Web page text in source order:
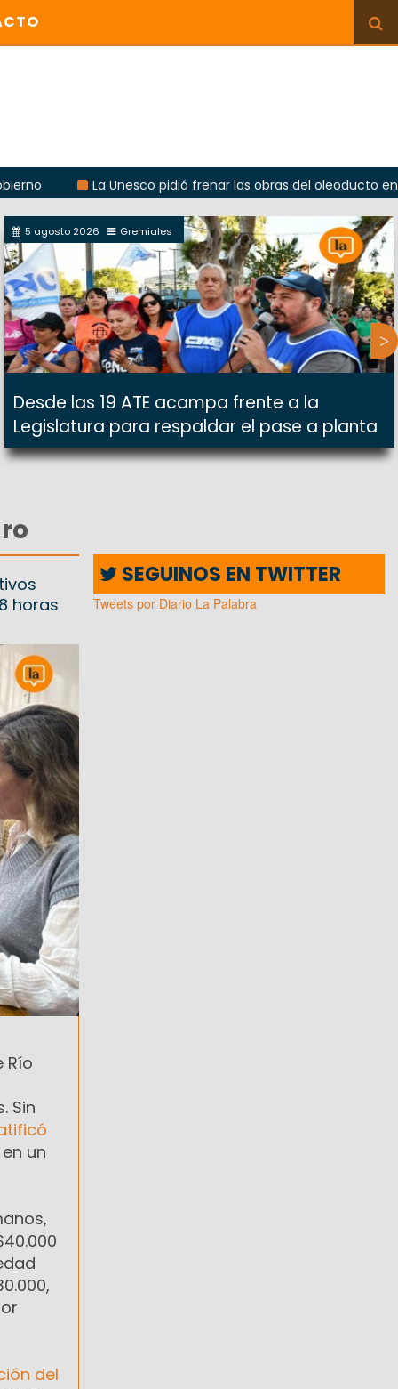
La Unesco pidió frenar las obras del oleoducto en Punta
5 agosto 2026 Gremiales
Desde las 19 ATE acampa frente a la
Legislatura para respaldar el pase a planta
horas
Río
Sin
un
del
SEGUINOS EN TWITTER
Tweets por Diario La Palabra